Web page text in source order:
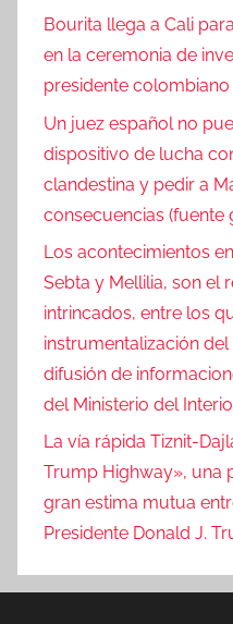
Bourita llega a Cali
en la ceremonia de
presidente colombiano
Un juez español no
dispositivo de lucha
clandestina y pedir a
consecuencias
Los acontecimientos
Sebta y Mellilia, son el
intrincados, entre los
instrumentalización
difusión de
del Ministerio del
La vía rápida Tiznit-
Trump Highway», una
gran estima mutua
Presidente Donald J.